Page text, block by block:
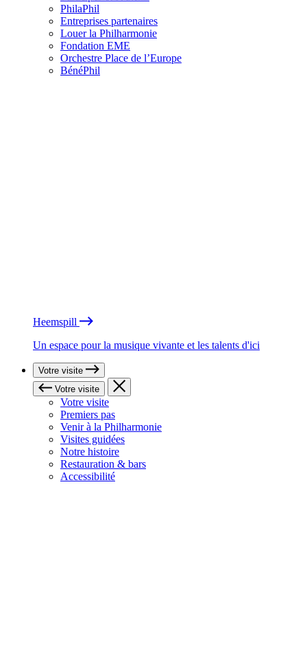
PhilaPhil
Entreprises partenaires
Louer la Philharmonie
Fondation EME
Orchestre Place de l’Europe
BénéPhil
Heemspill
Un espace pour la musique vivante et les talents d'ici
Votre visite
Votre visite
Votre visite
Premiers pas
Venir à la Philharmonie
Visites guidées
Notre histoire
Restauration & bars
Accessibilité